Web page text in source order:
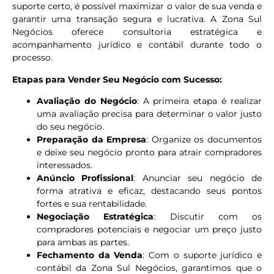
suporte certo, é possível maximizar o valor de sua venda e
garantir uma transação segura e lucrativa. A Zona Sul
Negócios oferece consultoria estratégica e
acompanhamento jurídico e contábil durante todo o
processo.
Etapas para Vender Seu Negócio com Sucesso:
Avaliação do Negócio: A primeira etapa é realizar
uma avaliação precisa para determinar o valor justo
do seu negócio.
Preparação da Empresa: Organize os documentos
e deixe seu negócio pronto para atrair compradores
interessados.
Anúncio Profissional: Anunciar seu negócio de
forma atrativa e eficaz, destacando seus pontos
fortes e sua rentabilidade.
Negociação Estratégica: Discutir com os
compradores potenciais e negociar um preço justo
para ambas as partes.
Fechamento da Venda: Com o suporte jurídico e
contábil da Zona Sul Negócios, garantimos que o